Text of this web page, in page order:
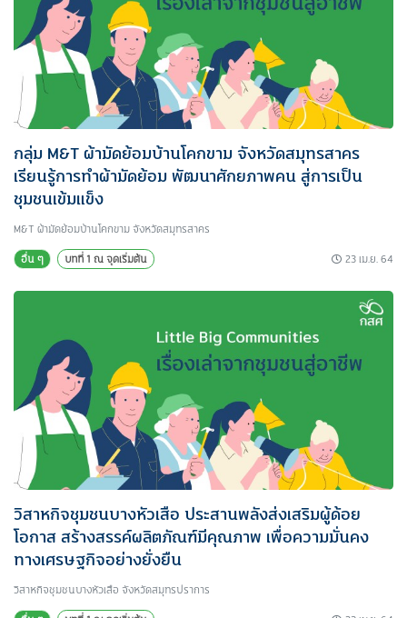
กลุ่ม M&T ผ้ามัดย้อมบ้านโคกขาม จังหวัดสมุทรสาคร
เรียนรู้การทำผ้ามัดย้อม พัฒนาศักยภาพคน สู่การเป็น
ชุมชนเข้มแข็ง
M&T ผ้ามัดย้อมบ้านโคกขาม จังหวัดสมุทรสาคร
อื่น ๆ
บทที่ 1 ณ จุดเริ่มต้น 23 เม.ย. 64
วิสาหกิจชุมชนบางหัวเสือ ประสานพลังส่งเสริมผู้ด้อย
โอกาส สร้างสรรค์ผลิตภัณฑ์มีคุณภาพ เพื่อความมั่นคง
ทางเศรษฐกิจอย่างยั่งยืน
วิสาหกิจชุมชนบางหัวเสือ จังหวัดสมุทรปราการ